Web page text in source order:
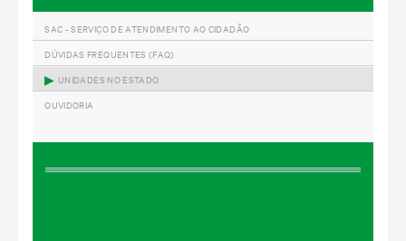
SAC - SERVIÇO DE ATENDIMENTO AO CIDADÃO
DÚVIDAS FREQUENTES (FAQ)
UNIDADES NO ESTADO
OUVIDORIA